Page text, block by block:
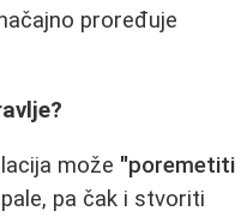
proređuje
može "poremetiti
pa čak i stvoriti